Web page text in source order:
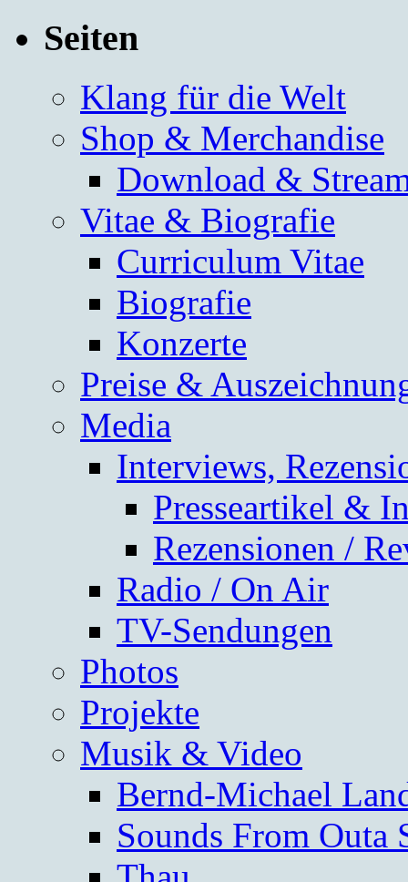
Seiten
Klang für die Welt
Shop & Merchandise
Download &
Vitae & Biografie
Curriculum Vitae
Biografie
Konzerte
Preise &
Media
Interviews,
Presseartikel &
Rezensionen /
Radio / On Air
TV-Sendungen
Photos
Projekte
Musik & Video
Bernd-Michael
Sounds From Outa